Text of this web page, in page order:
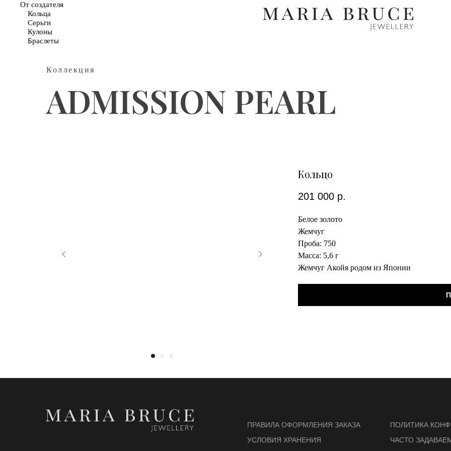
От создателя
Кольца
Серьги
Кулоны
Браслеты
Коллекция
ADMISSION PEARL
Кольцо
201 000 р.
Белое золото
Жемчуг
Проба: 750
Масса: 5,6 г
Жемчуг Акойя родом из Японии
ПРАВИЛА ОФОРМЛЕНИЯ ЗАКАЗА
УСЛОВИЯ ХРАНЕНИЯ
ПОЛИТИКА
ЧАСТО